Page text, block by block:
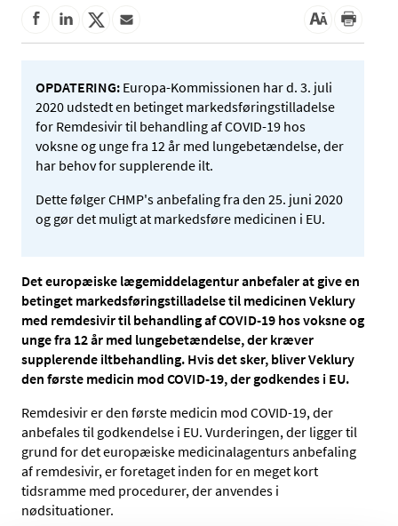
OPDATERING: Europa-Kommissionen har d. 3. juli
2020 udstedt en betinget markedsføringstilladelse
for Remdesivir til behandling af COVID-19 hos
voksne og unge fra 12 år med lungebetændelse, der
har behov for supplerende ilt.
Dette følger CHMP's anbefaling fra den 25. juni 2020
og gør det muligt at markedsføre medicinen i EU.
Det europæiske lægemiddelagentur anbefaler at give en
betinget markedsføringstilladelse til medicinen Veklury
med remdesivir til behandling af COVID-19 hos voksne og
unge fra 12 år med lungebetændelse, der kræver
supplerende iltbehandling. Hvis det sker, bliver Veklury
den første medicin mod COVID-19, der godkendes i EU.
Remdesivir er den første medicin mod COVID-19, der
anbefales til godkendelse i EU. Vurderingen, der ligger til
grund for det europæiske medicinalagenturs anbefaling
af remdesivir, er foretaget inden for en meget kort
tidsramme med procedurer, der anvendes i
nødsituationer.